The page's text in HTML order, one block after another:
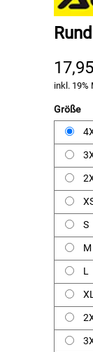
inkl. 19%
Größe
S
M
L